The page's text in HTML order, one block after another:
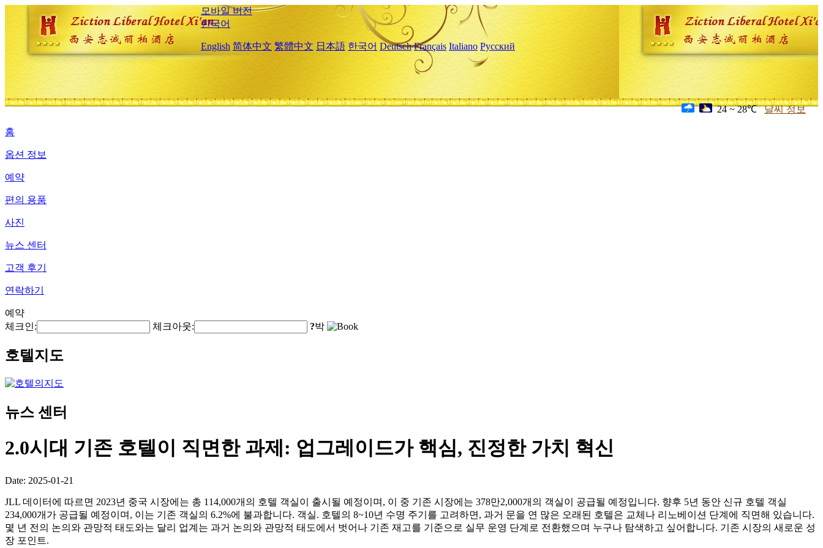
모바일 버전
한국어
English 简体中文 繁體中文 日本語 한국어 Deutsch Français Italiano Русский
24 ~ 28℃ 날씨 정보
홈
옵션 정보
예약
편의 용품
사진
뉴스 센터
고객 후기
연락하기
예약
체크인:
체크아웃: ?박
호텔지도
뉴스 센터
2.0시대 기존 호텔이 직면한 과제: 업그레이드가 핵심, 진정한 가치 혁신
Date: 2025-01-21
JLL 데이터에 따르면 2023년 중국 시장에는 총 114,000개의 호텔 객실이 출시될 예정이며, 이 중 기존 시장에는 378만2,000개의 객실이 공급될 예정입니다. 향후 5년 동안 신규 호텔 객실
234,000개가 공급될 예정이며, 이는 기존 객실의 6.2%에 불과합니다. 객실. 호텔의 8~10년 수명 주기를 고려하면, 과거 문을 연 많은 오래된 호텔은 교체나 리노베이션 단계에 직면해 있습니다.
몇 년 전의 논의와 관망적 태도와는 달리 업계는 과거 논의와 관망적 태도에서 벗어나 기존 재고를 기준으로 실무 운영 단계로 전환했으며 누구나 탐색하고 싶어합니다. 기존 시장의 새로운 성
장 포인트.